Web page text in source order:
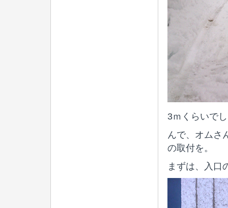
3ｍくらいで
んで、オムさ
の取付を。
まずは、入口